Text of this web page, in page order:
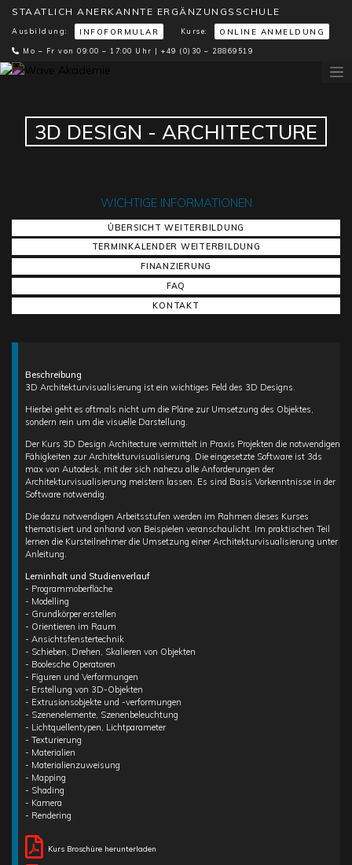
STAATLICH ANERKANNTE ERGÄNZUNGSSCHULE
Ausbildung: INFOFORMULAR Kurse: ONLINE ANMELDUNG
Mo – Fr von 09:00 – 17:00 Uhr | +49 (0)30 – 28869519
3D DESIGN - ARCHITECTURE
WICHTIGE INFORMATIONEN
ÜBERSICHT WEITERBILDUNG
TERMINKALENDER WEITERBILDUNG
FINANZIERUNG
FAQ
KONTAKT
Beschreibung
3D Architekturvisualisierung ist ein wichtiges Feld des 3D Designs.
Hierbei geht es oftmals nicht um die Pläne zur Umsetzung des Objektes,
sondern rein um die visuelle Darstellung.
Der Kurs 3D Design Architecture vermittelt in Praxis Projekten die notwendigen
Fähigkeiten zur Architekturvisualisierung. Die eingesetzte Software ist 3ds
max von Autodesk, mit der sich nahezu alle Anforderungen der
Architekturvisualisierung meistern lassen. Es sind Basis Vorkenntnisse in der
Software notwendig.
Die dazu notwendigen Arbeitsstufen werden im Rahmen dieses Kurses
thematisiert und anhand von Beispielen veranschaulicht. Im praktischen Teil
lernen die Kursteilnehmer die Umsetzung einer Architekturvisualisierung unter
Anleitung.
Lerninhalt und Studienverlauf
- Programmoberfläche
- Modelling
- Grundkörper erstellen
- Orientieren im Raum
- Ansichtsfenstertechnik
- Schieben, Drehen, Skalieren von Objekten
- Boolesche Operatoren
- Figuren und Verformungen
- Erstellung von 3D-Objekten
- Extrusionsobjekte und -verformungen
- Szenenelemente, Szenenbeleuchtung
- Lichtquellentypen, Lichtparameter
- Texturierung
- Materialien
- Materialienzuweisung
- Mapping
- Shading
- Kamera
- Rendering
Kurs Broschüre herunterladen